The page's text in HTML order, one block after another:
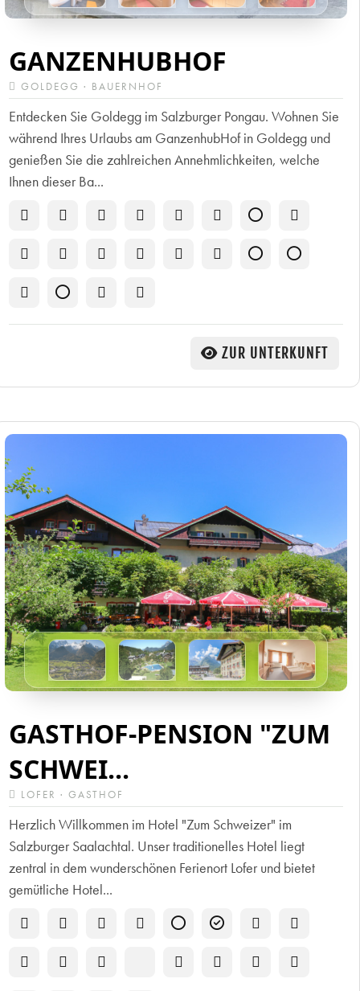
GANZENHUBHOF
GOLDEGG · BAUERNHOF
Entdecken Sie Goldegg im Salzburger Pongau. Wohnen Sie
während Ihres Urlaubs am GanzenhubHof in Goldegg und
genießen Sie die zahlreichen Annehmlichkeiten, welche
Ihnen dieser Ba...
ZUR UNTERKUNFT
GASTHOF-PENSION "ZUM
SCHWEI...
LOFER · GASTHOF
Herzlich Willkommen im Hotel "Zum Schweizer" im
Salzburger Saalachtal. Unser traditionelles Hotel liegt
zentral in dem wunderschönen Ferienort Lofer und bietet
gemütliche Hotel...